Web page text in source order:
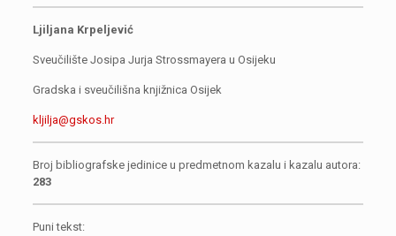
Ljiljana Krpeljević
Sveučilište Josipa Jurja Strossmayera u Osijeku
Gradska i sveučilišna knjižnica Osijek
kljilja@gskos.hr
Broj bibliografske jedinice u predmetnom kazalu i kazalu autora:
283
Puni tekst: